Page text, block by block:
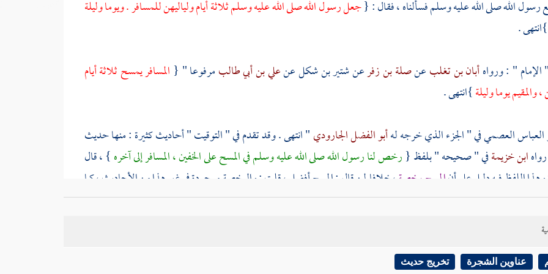
رسول الله صلى الله عليه وسلم فسألناه ، فقال : {جعل رسول الله صلى الله عليه وسلم ثلاثة أيام ولياليهن للمسافر . ويوما وليلة
}انتهى .
الإمام " : ورواهأبان بن تغلبعنصلة بن زفرعنشتير بن شكلعنعلي بن أبي طالبمرفوعا " {المسافر يمسح ثلاثة أيام
والمقيم يوما وليلة}انتهى .
العباس العصميفي " الجزء الذي خرجه لهأبو الفضل الجارودي" انتهى . وقد تقدم في " التوقيت " أحاديث كثيرة : منها حديث
ابن خزيمةفي " صحيحه " بلفظ {رخص لنا رسول الله صلى الله عليه وسلم في المسح على الخفين ، المسافر إلى آخره} ، قال
اللفظ فيه دليل على أنالمسح رخصة، خلافا لمن قال : المسح أفضل ، قلت : والرخصة موجودة في غير هذا من الأحاديث ، كما
البزار. وحديثصفوان. وحديثأبي بكرة.
وسلم : {المسح على الخفين للمسافر ثلاثة أيام ، وللمقيم يوم وليلة
عناوين الشجرة تخريج حديث